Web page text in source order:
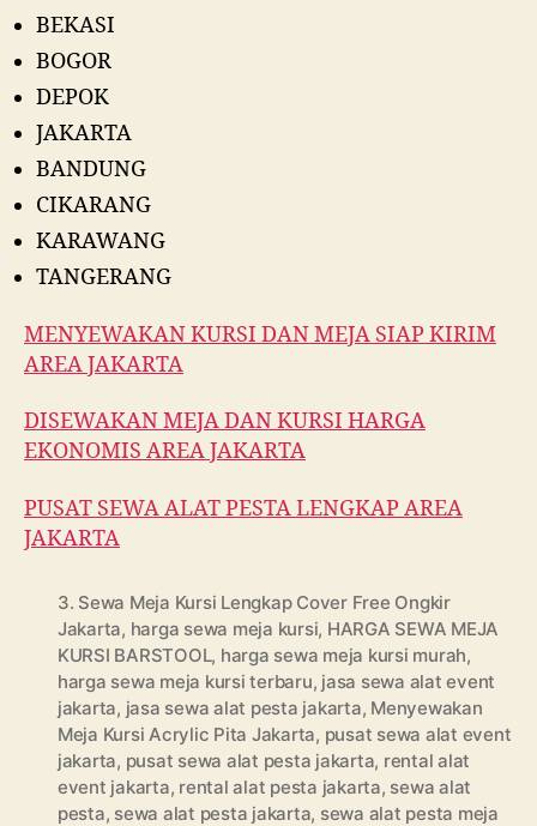
BEKASI
BOGOR
DEPOK
JAKARTA
BANDUNG
CIKARANG
KARAWANG
TANGERANG
MENYEWAKAN KURSI DAN MEJA SIAP KIRIM
AREA JAKARTA
DISEWAKAN MEJA DAN KURSI HARGA
EKONOMIS AREA JAKARTA
PUSAT SEWA ALAT PESTA LENGKAP AREA
JAKARTA
3. Sewa Meja Kursi Lengkap Cover Free Ongkir
Jakarta, harga sewa meja kursi, HARGA SEWA MEJA
KURSI BARSTOOL, harga sewa meja kursi murah,
harga sewa meja kursi terbaru, jasa sewa alat event
jakarta, jasa sewa alat pesta jakarta, Menyewakan
Meja Kursi Acrylic Pita Jakarta, pusat sewa alat event
jakarta, pusat sewa alat pesta jakarta, rental alat
event jakarta, rental alat pesta jakarta, sewa alat
pesta, sewa alat pesta jakarta, sewa alat pesta meja